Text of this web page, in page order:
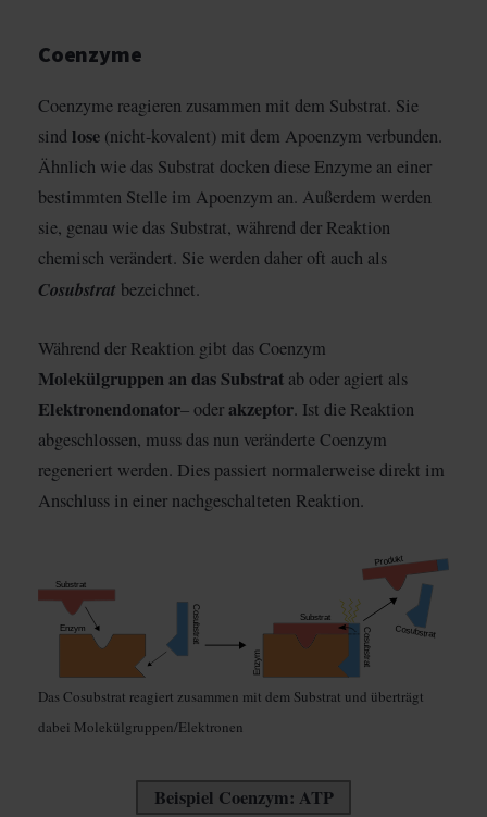
Coenzyme
Coenzyme reagieren zusammen mit dem Substrat. Sie
sind lose (nicht-kovalent) mit dem Apoenzym verbunden.
Ähnlich wie das Substrat docken diese Enzyme an einer
bestimmten Stelle im Apoenzym an. Außerdem werden
sie, genau wie das Substrat, während der Reaktion
chemisch verändert. Sie werden daher oft auch als
Cosubstrat bezeichnet.
Während der Reaktion gibt das Coenzym
Molekülgruppen an das Substrat ab oder agiert als
Elektronendonator– oderakzeptor. Ist die Reaktion
abgeschlossen, muss das nun veränderte Coenzym
regeneriert werden. Dies passiert normalerweise direkt im
Anschluss in einer nachgeschalteten Reaktion.
Das Cosubstrat reagiert zusammen mit dem Substrat und überträgt
dabei Molekülgruppen/Elektronen
Beispiel Coenzym: ATP